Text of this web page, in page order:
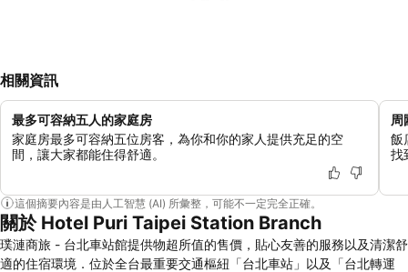
相關資訊
最多可容納五人的家庭房
家庭房最多可容納五位房客，為你和你的家人提供充足的空
間，讓大家都能住得舒適。
周
飯
找
這個摘要內容是由人工智慧 (AI) 所彙整，可能不一定完全正確。
關於 Hotel Puri Taipei Station Branch
璞漣商旅 - 台北車站館提供物超所值的售價，貼心友善的服務以及清潔舒
適的住宿環境．位於全台最重要交通樞紐「台北車站」以及「台北轉運